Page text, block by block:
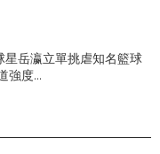
岳瀛立單挑虐知名籃球
強度...